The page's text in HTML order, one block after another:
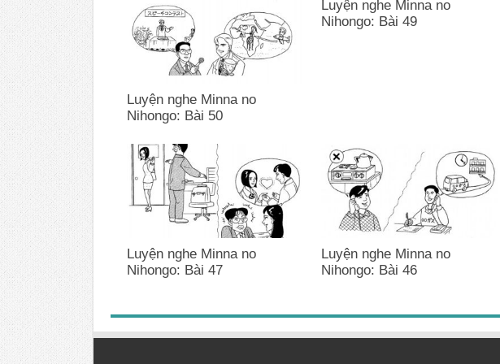
Luyện nghe Minna no
Nihongo: Bài 50
Luyện nghe Minna no
Nihongo: Bài 49
Luyện nghe Minna no
Nihongo: Bài 47
Luyện nghe Minna no
Nihongo: Bài 46